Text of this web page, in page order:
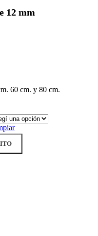
12 mm
60 cm. y 80 cm.